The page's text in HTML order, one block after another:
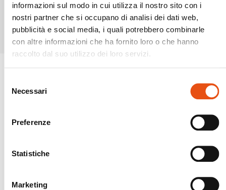
informazioni sul modo in cui utilizza il nostro sito con i
nostri partner che si occupano di analisi dei dati web,
pubblicità e social media, i quali potrebbero combinarle
con altre informazioni che ha fornito loro o che hanno
raccolto dal suo utilizzo dei loro servizi.
delNecessari
Preferenze
Statistiche
Marketing
Prodotti simili